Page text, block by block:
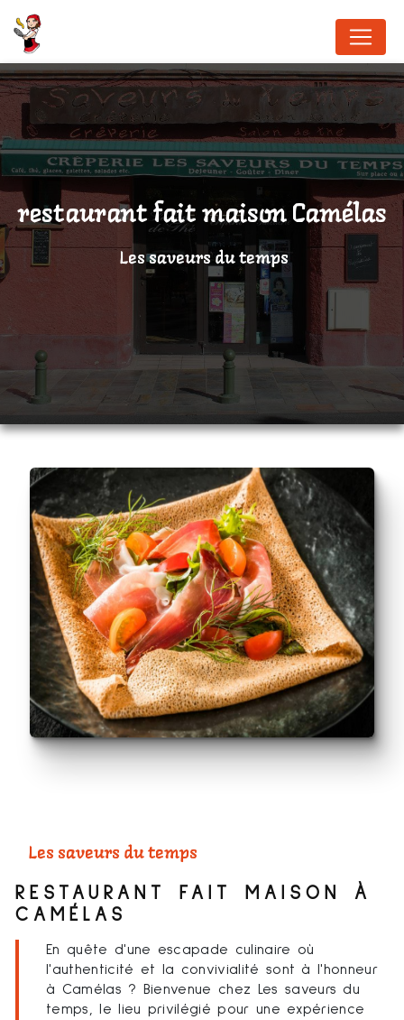
restaurant fait maison Camélas
Les saveurs du temps
Les saveurs du temps
RESTAURANT FAIT MAISON À
CAMÉLAS
En quête d'une escapade culinaire où
l'authenticité et la convivialité sont à l'honneur
à Camélas ? Bienvenue chez Les saveurs du
temps, le lieu privilégié pour une expérience
Panneau de gestion des cookies